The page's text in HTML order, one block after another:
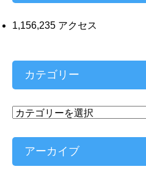
1,156,235 アクセス
カテゴリー
カ
ゴ
ー
アーカイブ